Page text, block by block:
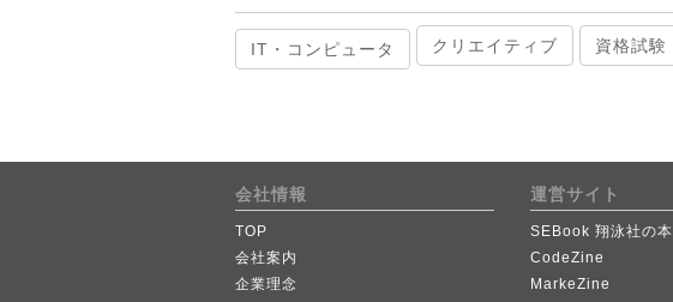
IT・コンピュータ クリエイティブ 資格試験
会社情報
TOP
会社案内
企業理念
運営サイト
SEBook 翔泳社の本
CodeZine
MarkeZine